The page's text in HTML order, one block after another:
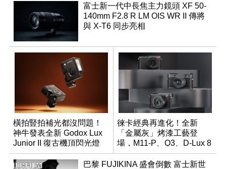
富士新一代中長焦主力鏡頭 XF 50-
140mm F2.8 R LM OIS WR II 傳將
與 X-T6 同步亮相
橫拍豎拍補光都沒問題！
神牛發表全新 Godox Lux
Junior II 復古機頂閃光燈
徠卡經典再進化！全新
「金屬灰」烤漆工藝登
場，M11-P、Q3、D-Lux 8
領銜換裝
巴黎 FUJIKINA 盛會倒數 富士新世